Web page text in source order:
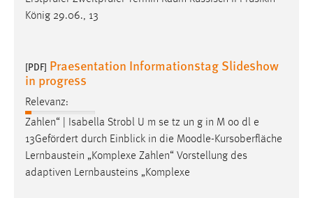
König 29.06., 13
[PDF] Praesentation Informationstag Slideshow
in progress
Relevanz:
Zahlen“ | Isabella Strobl U m se tz un g in M oo dl e
13Gefördert durch Einblick in die Moodle-Kursoberfläche
Lernbaustein „Komplexe Zahlen“ Vorstellung des
adaptiven Lernbausteins „Komplexe